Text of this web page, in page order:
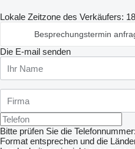
Lokale Zeitzone des Verkäufers:
Besprechungstermin
Die E-mail senden
Bitte prüfen Sie die
Format entsprechen und die